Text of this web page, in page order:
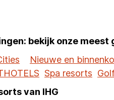
bekijk onze
Nieuwe en
Spa resorts
van IHG